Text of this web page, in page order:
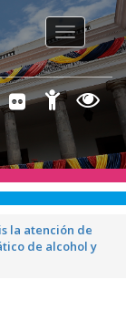
Toggle
la atención de
de alcohol y